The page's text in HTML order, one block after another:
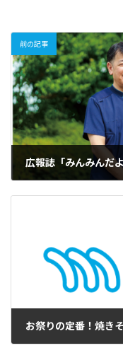
前の記事
広報誌「みんみんだ
お祭りの定番！焼き